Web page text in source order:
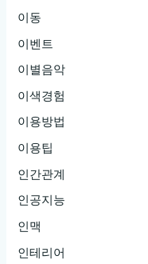
이동
이벤트
이별음악
이색경험
이용방법
이용팁
인간관계
인공지능
인맥
인테리어